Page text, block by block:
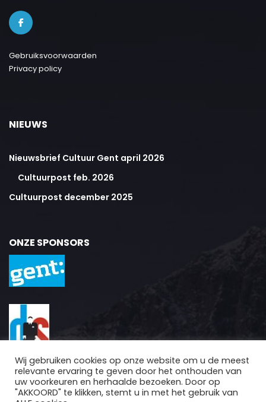
Gebruiksvoorwaarden
Privacy policy
NIEUWS
Nieuwsbrief Cultuur Gent april 2026
Cultuurpost feb. 2026
Cultuurpost december 2025
ONZE SPONSORS
Wij gebruiken cookies op onze website om u de meest
relevante ervaring te geven door het onthouden van
uw voorkeuren en herhaalde bezoeken. Door op
"AKKOORD" te klikken, stemt u in met het gebruik van